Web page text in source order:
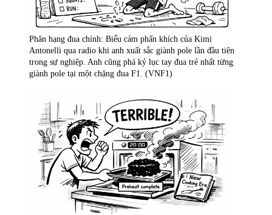
Phân hạng đua chính: Biểu cảm phấn khích của Kimi
Antonelli qua radio khi anh xuất sắc giành pole lần đầu tiên
trong sự nghiệp. Anh cũng phá kỷ lục tay đua trẻ nhất từng
giành pole tại một chặng đua F1. (VNF1)